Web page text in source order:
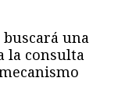
una
la consulta